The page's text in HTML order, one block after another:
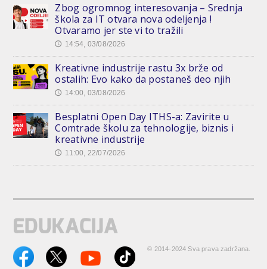
Zbog ogromnog interesovanja – Srednja
škola za IT otvara nova odeljenja !
Otvaramo jer ste vi to tražili
🕔 14:54, 03/08/2026
Kreativne industrije rastu 3x brže od
ostalih: Evo kako da postaneš deo njih
🕔 14:00, 03/08/2026
Besplatni Open Day ITHS-a: Zavirite u
Comtrade školu za tehnologije, biznis i
kreativne industrije
🕔 11:00, 22/07/2026
© 2014-2024 Sva prava zadržana.